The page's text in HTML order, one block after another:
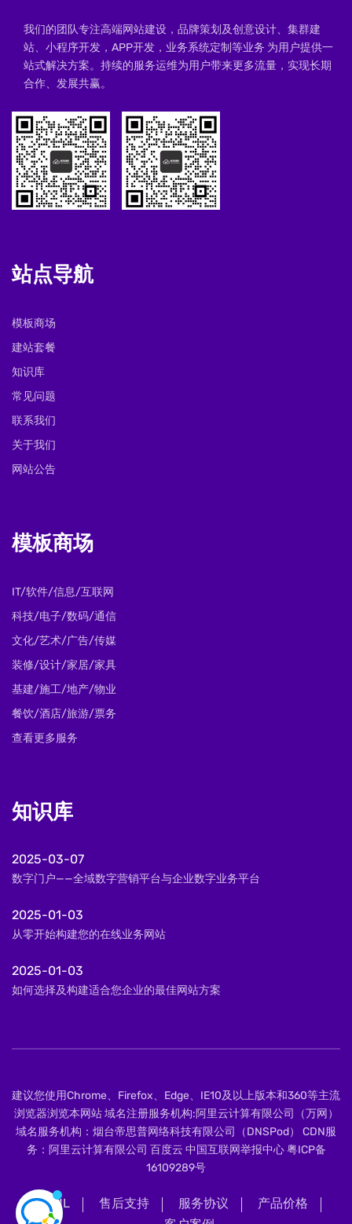
我们的团队专注高端网站建设，品牌策划及创意设计、集群建
站、小程序开发，APP开发，业务系统定制等业务 为用户提供一
站式解决方案。持续的服务运维为用户带来更多流量，实现长期
合作、发展共赢。
站点导航
模板商场
建站套餐
知识库
常见问题
联系我们
关于我们
网站公告
模板商场
IT/软件/信息/互联网
科技/电子/数码/通信
文化/艺术/广告/传媒
装修/设计/家居/家具
基建/施工/地产/物业
餐饮/酒店/旅游/票务
查看更多服务
知识库
2025-03-07
数字门户——全域数字营销平台与企业数字业务平台
2025-01-03
从零开始构建您的在线业务网站
2025-01-03
如何选择及构建适合您企业的最佳网站方案
建议您使用Chrome、Firefox、Edge、IE10及以上版本和360等主流
浏览器浏览本网站 域名注册服务机构:阿里云计算有限公司（万网）
域名服务机构：烟台帝思普网络科技有限公司（DNSPod） CDN服
务：阿里云计算有限公司 百度云 中国互联网举报中心粤ICP备
16109289号
XML 售后支持 服务协议
产品价格